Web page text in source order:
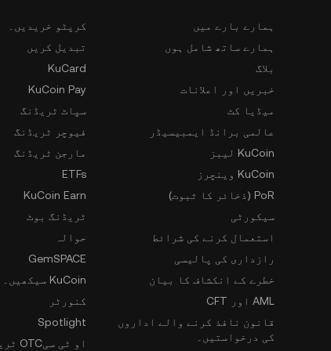
ہمارے بارے میں
ہمارے ساتھ شامل ہوں
بلاگ
خبریں اور اعلانات
میڈیا کٹ
عالمی برانڈ ایمبیسیڈر
KuCoin لیبز
KuCoin وینچرز
PoR (ذخائر کا ثبوت)
سیکورٹی
استعمال کرنے کی شرائط
رازداری کی پالیسی
خطرے کے انکشاف کا بیان
AML اور CFT
قانون نافذ کرنے والے اداروں
کی درخواستیں۔
کرپٹو خریدیں۔
تبدیل کریں
KuCard
KuCoin Pay
سپاٹ ٹریڈنگ
فیوچر ٹریڈنگ
مارجن ٹریڈنگ
ETFs
KuCoin Earn
ٹریڈنگ بوٹ
حوالہ
GemSPACE
KuCoin سیکھیں۔
کنورٹر
Spotlight
او ٹی سیOTC ٹریڈنگ